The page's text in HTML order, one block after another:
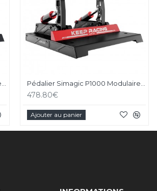
478.80€
Ajouter au panier